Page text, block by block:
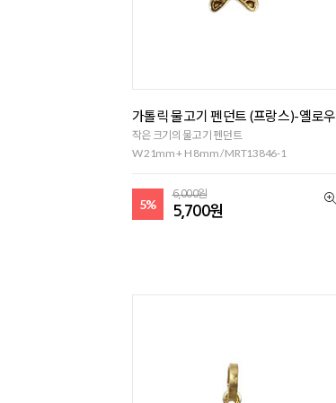
가톨릭 물고기 펜던트 (프랑스)-옐로우
작은 크기의 물고기 펜던트
W 21mm + H 8mm / MRT13846-1
5%
6,000원
5,700원